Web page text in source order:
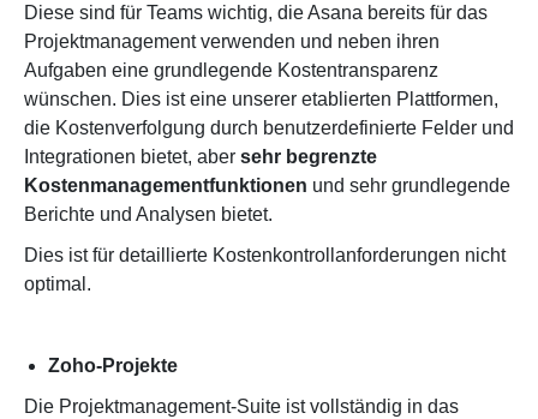
Diese sind für Teams wichtig, die Asana bereits für das
Projektmanagement verwenden und neben ihren
Aufgaben eine grundlegende Kostentransparenz
wünschen. Dies ist eine unserer etablierten Plattformen,
die Kostenverfolgung durch benutzerdefinierte Felder und
Integrationen bietet, aber sehr begrenzte
Kostenmanagementfunktionen und sehr grundlegende
Berichte und Analysen bietet.
Dies ist für detaillierte Kostenkontrollanforderungen nicht
optimal.
Zoho-Projekte
Die Projektmanagement-Suite ist vollständig in das